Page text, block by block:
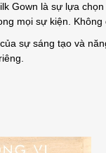
Gown là sự lựa
mọi sự kiện.
sự sáng tạo và